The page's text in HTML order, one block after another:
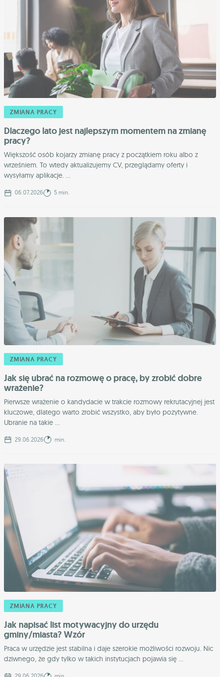
ZMIANA PRACY
Dlaczego lato jest najlepszym momentem na zmianę
pracy?
Większość osób kojarzy zmianę pracy z początkiem roku albo z
wrześniem. To wtedy aktualizujemy CV, przeglądamy oferty i
wysyłamy aplikacje. ...
06.07.2026 5 min.
ZMIANA PRACY
Jak się ubrać na rozmowę o pracę, by zrobić dobre
wrażenie?
Pierwsze wrażenie o kandydacie w trakcie rozmowy rekrutacyjnej jest
kluczowe, dlatego warto zrobić wszystko, aby było pozytywne.
Ubranie na takie ...
29.06.2026 min.
ZMIANA PRACY
Jak napisać list motywacyjny do urzędu
gminy/miasta? Wzór
Praca w urzędzie jest stabilna i daje szerokie możliwości rozwoju. Nic
dziwnego, że gdy tylko w takich instytucjach pojawia się ...